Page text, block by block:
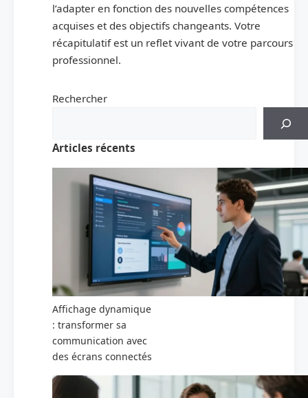
l’adapter en fonction des nouvelles compétences
acquises et des objectifs changeants. Votre
récapitulatif est un reflet vivant de votre parcours
professionnel.
Rechercher
Articles récents
Affichage dynamique
: transformer sa
communication avec
des écrans connectés